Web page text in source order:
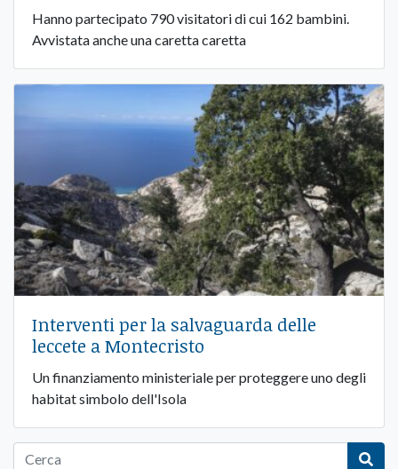
Hanno partecipato 790 visitatori di cui 162 bambini.
Avvistata anche una caretta caretta
Interventi per la salvaguarda delle
leccete a Montecristo
Un finanziamento ministeriale per proteggere uno degli
habitat simbolo dell'Isola